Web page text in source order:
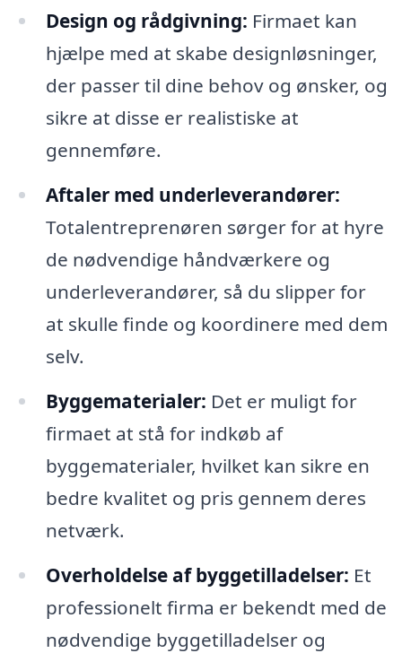
Design og rådgivning: Firmaet kan
hjælpe med at skabe designløsninger,
der passer til dine behov og ønsker, og
sikre at disse er realistiske at
gennemføre.
Aftaler med underleverandører:
Totalentreprenøren sørger for at hyre
de nødvendige håndværkere og
underleverandører, så du slipper for
at skulle finde og koordinere med dem
selv.
Byggematerialer: Det er muligt for
firmaet at stå for indkøb af
byggematerialer, hvilket kan sikre en
bedre kvalitet og pris gennem deres
netværk.
Overholdelse af byggetilladelser: Et
professionelt firma er bekendt med de
nødvendige byggetilladelser og